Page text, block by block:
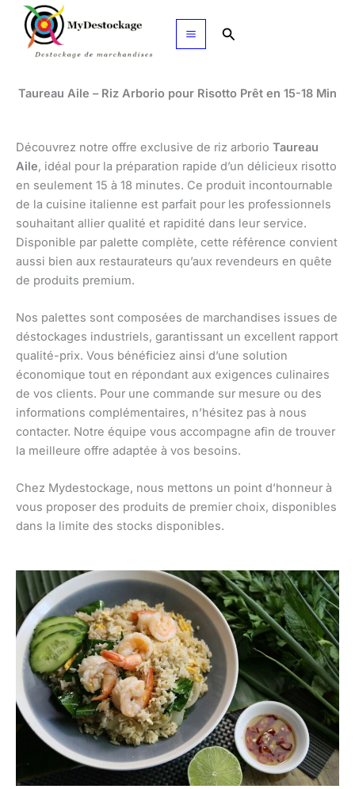
Aller
contenu
Rechercher
Taureau Aile – Riz Arborio pour Risotto Prêt en 15-18 Min
Découvrez notre offre exclusive de riz arborio Taureau
Aile, idéal pour la préparation rapide d’un délicieux risotto
en seulement 15 à 18 minutes. Ce produit incontournable
de la cuisine italienne est parfait pour les professionnels
souhaitant allier qualité et rapidité dans leur service.
Disponible par palette complète, cette référence convient
aussi bien aux restaurateurs qu’aux revendeurs en quête
de produits premium.
Nos palettes sont composées de marchandises issues de
déstockages industriels, garantissant un excellent rapport
qualité-prix. Vous bénéficiez ainsi d’une solution
économique tout en répondant aux exigences culinaires
de vos clients. Pour une commande sur mesure ou des
informations complémentaires, n’hésitez pas à nous
contacter. Notre équipe vous accompagne afin de trouver
la meilleure offre adaptée à vos besoins.
Chez Mydestockage, nous mettons un point d’honneur à
vous proposer des produits de premier choix, disponibles
dans la limite des stocks disponibles.